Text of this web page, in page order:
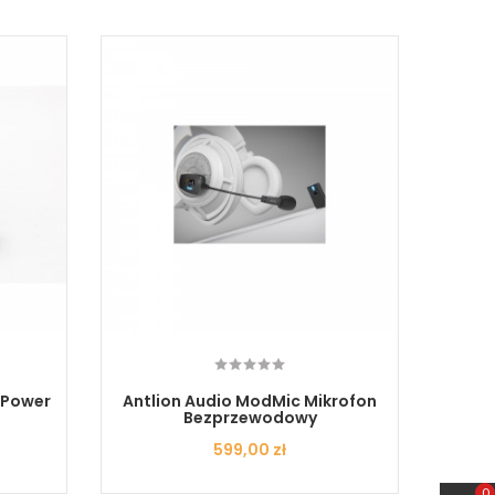
Antlion Audio ModMic Mikrofon
Bezprzewodowy
Cena
599,00 zł